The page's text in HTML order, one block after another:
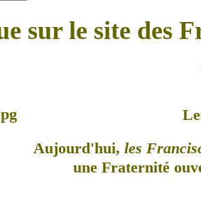
sur le site des
Aujourd'hui, les
une Fraternité